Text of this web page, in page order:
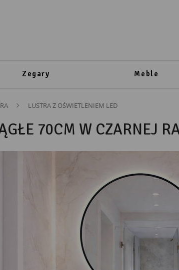
Zegary Meble
LUSTRA Z OŚWIETLENIEM LED
70CM W CZARNEJ